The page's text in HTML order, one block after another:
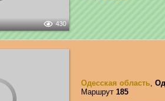
430
Одесская область,
Маршрут 185